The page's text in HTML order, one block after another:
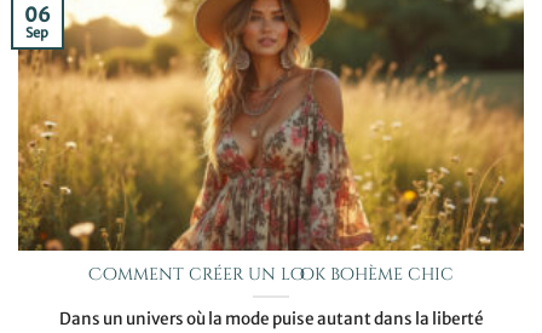
Comment créer un look bohème chic
Dans un univers où la mode puise autant dans la liberté
06
Sep